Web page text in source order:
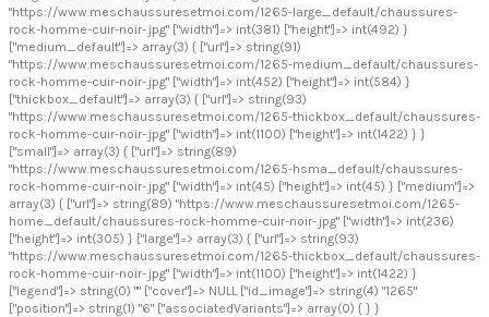
"https://www.meschaussuresetmoi.com/1265-large_default/chaussures-
rock-homme-cuir-noir-.jpg" ["width"]=> int(381) ["height"]=> int(492) }
["medium_default"]=> array(3) { ["url"]=> string(91)
"https://www.meschaussuresetmoi.com/1265-medium_default/chaussures-
rock-homme-cuir-noir-.jpg" ["width"]=> int(452) ["height"]=> int(584) }
["thickbox_default"]=> array(3) { ["url"]=> string(93)
"https://www.meschaussuresetmoi.com/1265-thickbox_default/chaussures-
rock-homme-cuir-noir-.jpg" ["width"]=> int(1100) ["height"]=> int(1422) } }
["small"]=> array(3) { ["url"]=> string(89)
"https://www.meschaussuresetmoi.com/1265-hsma_default/chaussures-
rock-homme-cuir-noir-.jpg" ["width"]=> int(45) ["height"]=> int(45) } ["medium"]=>
array(3) { ["url"]=> string(89) "https://www.meschaussuresetmoi.com/1265-
home_default/chaussures-rock-homme-cuir-noir-.jpg" ["width"]=> int(236)
["height"]=> int(305) } ["large"]=> array(3) { ["url"]=> string(93)
"https://www.meschaussuresetmoi.com/1265-thickbox_default/chaussures-
rock-homme-cuir-noir-.jpg" ["width"]=> int(1100) ["height"]=> int(1422) }
["legend"]=> string(0) "" ["cover"]=> NULL ["id_image"]=> string(4) "1265"
["position"]=> string(1) "6" ["associatedVariants"]=> array(0) { } }